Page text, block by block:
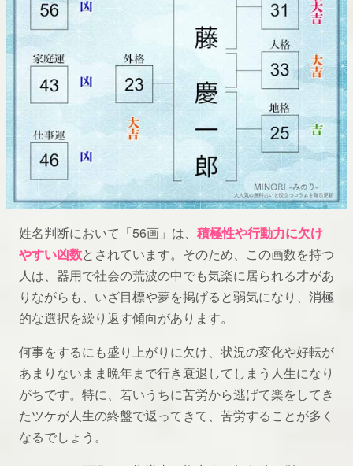
漢字検索
画数別運勢
監修者紹介
姓名判断において「56画」は、 積極性や行動力に欠け
やすい凶数とされています。そのため、この画数を持つ
人は、器用で社会の荒波の中でも気楽に居られる才があ
りながらも、いざ目標や夢を掲げると弱気になり、消極
的な選択を繰り返す傾向があります。
何事をするにも盛り上がりに欠け、状況の変化や好転が
あまりないまま晩年まで行き衰退してしまう人生になり
がちです。特に、若いうちに苦労から逃げて楽をしてき
たツケが人生の終盤で返ってきて、苦労することが多く
なるでしょう。